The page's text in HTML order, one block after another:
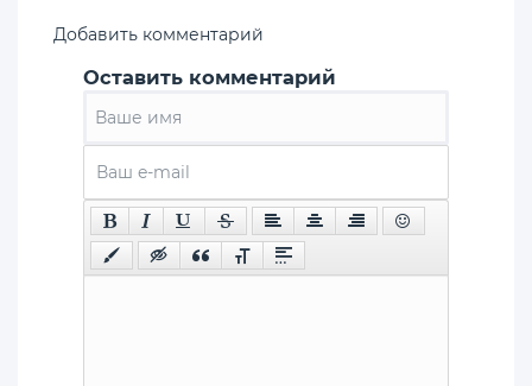
Добавить комментарий
Оставить комментарий